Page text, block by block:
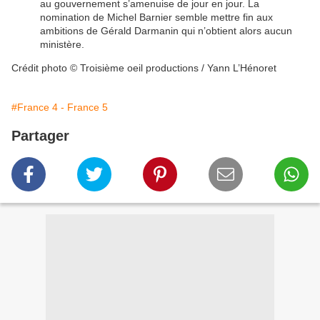
au gouvernement s’amenuise de jour en jour. La
nomination de Michel Barnier semble mettre fin aux
ambitions de Gérald Darmanin qui n’obtient alors aucun
ministère.
Crédit photo © Troisième oeil productions / Yann L’Hénoret
#France 4 - France 5
Partager